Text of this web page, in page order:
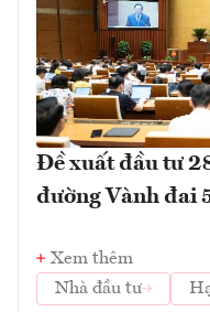
Đề xuất đầu tư
đường Vành đai
Xem thêm
Nhà đầu tư